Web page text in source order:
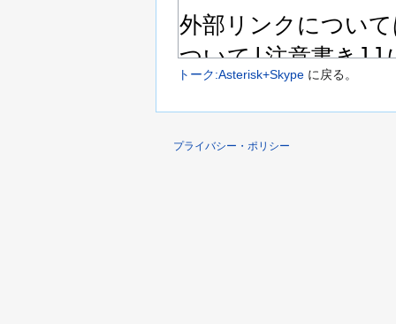
トーク:Asterisk+Skype に戻る。
プライバシー・ポリシー